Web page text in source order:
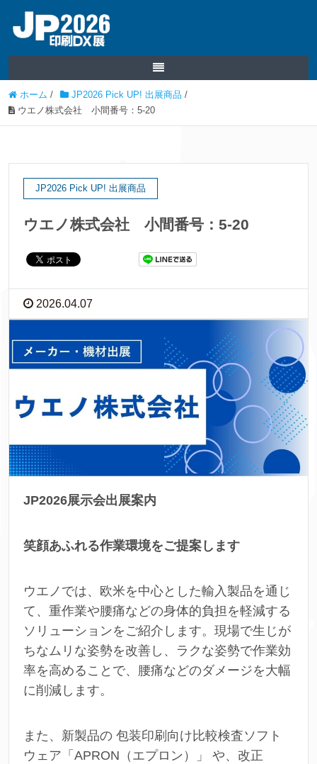
ホーム / JP2026 Pick UP! 出展商品 /
ウエノ株式会社 小間番号：5-20
JP2026 Pick UP! 出展商品
ウエノ株式会社 小間番号：5-20
2026.04.07
JP2026展示会出展案内
笑顔あふれる作業環境をご提案します
ウエノでは、欧米を中心とした輸入製品を通じ
て、重作業や腰痛などの身体的負担を軽減する
ソリューションをご紹介します。現場で生じが
ちなムリな姿勢を改善し、ラクな姿勢で作業効
率を高めることで、腰痛などのダメージを大幅
に削減します。
また、新製品の 包装印刷向け比較検査ソフト
ウェア「APRON（エプロン）」 や、改正